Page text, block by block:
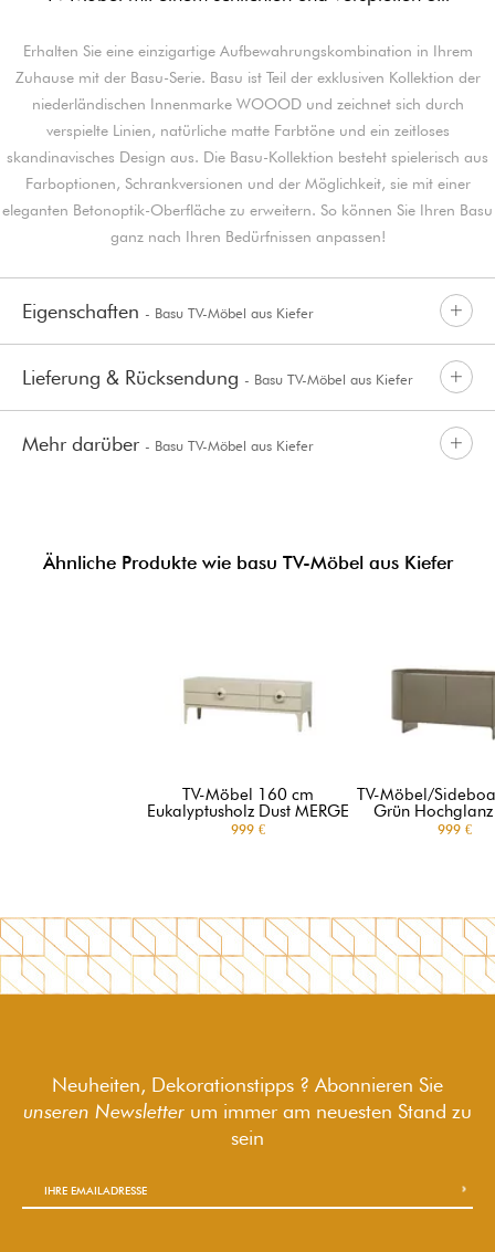
Erhalten Sie eine einzigartige Aufbewahrungskombination in Ihrem
Zuhause mit der Basu-Serie. Basu ist Teil der exklusiven Kollektion der
niederländischen Innenmarke WOOOD und zeichnet sich durch
verspielte Linien, natürliche matte Farbtöne und ein zeitloses
skandinavisches Design aus. Die Basu-Kollektion besteht spielerisch aus
Farboptionen, Schrankversionen und der Möglichkeit, sie mit einer
eleganten Betonoptik-Oberfläche zu erweitern. So können Sie Ihren Basu
ganz nach Ihren Bedürfnissen anpassen!
Eigenschaften - Basu TV-Möbel aus Kiefer
Lieferung & Rücksendung - Basu TV-Möbel aus Kiefer
Mehr darüber - Basu TV-Möbel aus Kiefer
Ähnliche Produkte wie basu TV-Möbel aus Kiefer
TV-Möbel 160 cm
Eukalyptusholz Dust MERGE
999 €
TV-Möbel/
Grün
999 €
Neuheiten, Dekorationstipps ? Abonnieren Sie
unseren Newsletter um immer am neuesten Stand zu
sein